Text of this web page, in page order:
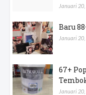
Januari
Baru
Januari
67+
Januari